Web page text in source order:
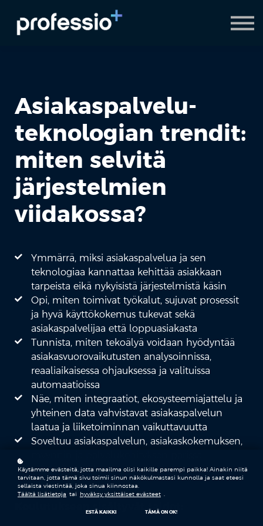
AI Coach
Pyydä demo
Asiakaspalvelu-
teknologian trendit:
miten selvitä
järjestelmien
viidakossa?
Ymmärrä, miksi asiakaspalvelua ja sen
teknologiaa kannattaa kehittää asiakkaan
tarpeista eikä nykyisistä järjestelmistä käsin
Opi, miten toimivat työkalut, sujuvat prosessit
ja hyvä käyttökokemus tukevat sekä
asiakaspalvelijaa että loppuasiakasta
Tunnista, miten tekoälyä voidaan hyödyntää
asiakasvuorovaikutusten analysoinnissa,
reaaliaikaisessa ohjauksessa ja valituissa
automaatioissa
Näe, miten integraatiot, ekosysteemiajattelu ja
yhteinen data vahvistavat asiakaspalvelun
laatua ja liiketoiminnan vaikuttavuutta
Soveltuu asiakaspalvelun, asiakaskokemuksen,
työskenteleville
Koulutukseen sisältyvät taidot:
Käytämme evästeitä, jotta maailma olisi kaikille parempi paikka! Ainakin niitä
tarvitaan, jotta tämä sivu toimii sinun näkökulmastasi kunnolla ja saat eteesi
sellaista viestintää, joka sinua kiinnostaa.
Täältä lisätietoja tai hyväksy yksittäiset evästeet
ESTÄ KAIKKI TÄMÄ ON OK!